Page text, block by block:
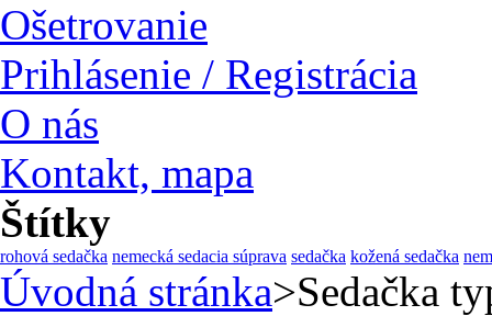
Ošetrovanie
Prihlásenie / Registrácia
O nás
Kontakt, mapa
Štítky
rohová sedačka nemecká sedacia súprava sedačka kožená sedačka
Úvodná stránka>Sedačka